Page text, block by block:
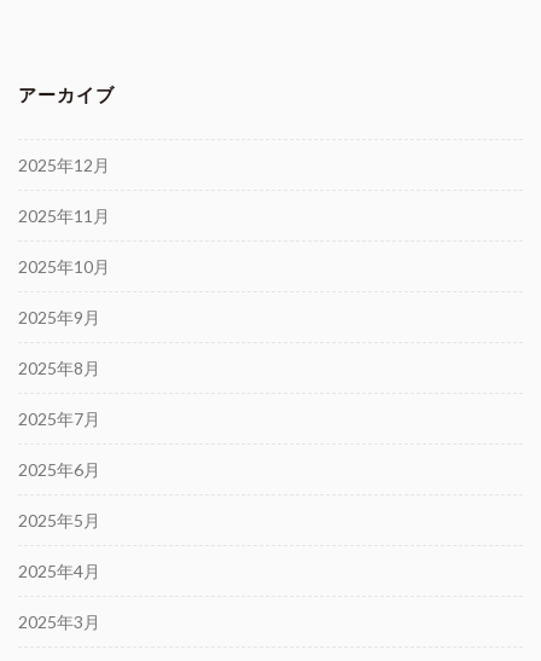
アーカイブ
2025年12月
2025年11月
2025年10月
2025年9月
2025年8月
2025年7月
2025年6月
2025年5月
2025年4月
2025年3月